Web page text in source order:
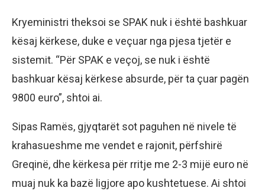
Kryeministri theksoi se SPAK nuk i është bashkuar
kësaj kërkese, duke e veçuar nga pjesa tjetër e
sistemit. “Për SPAK e veçoj, se nuk i është
bashkuar kësaj kërkese absurde, për ta çuar pagën
9800 euro”, shtoi ai.
Sipas Ramës, gjyqtarët sot paguhen në nivele të
krahasueshme me vendet e rajonit, përfshirë
Greqinë, dhe kërkesa për rritje me 2-3 mijë euro në
muaj nuk ka bazë ligjore apo kushtetuese. Ai shtoi